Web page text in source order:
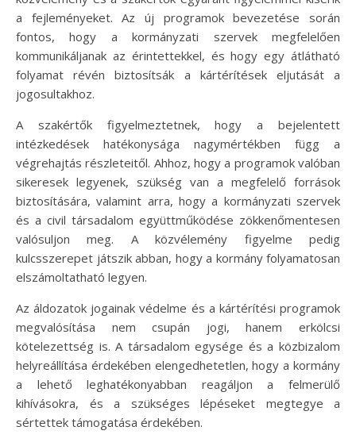
a fejleményeket. Az új programok bevezetése során
fontos, hogy a kormányzati szervek megfelelően
kommunikáljanak az érintettekkel, és hogy egy átlátható
folyamat révén biztosítsák a kártérítések eljutását a
jogosultakhoz.
A szakértők figyelmeztetnek, hogy a bejelentett
intézkedések hatékonysága nagymértékben függ a
végrehajtás részleteitől. Ahhoz, hogy a programok valóban
sikeresek legyenek, szükség van a megfelelő források
biztosítására, valamint arra, hogy a kormányzati szervek
és a civil társadalom együttműködése zökkenőmentesen
valósuljon meg. A közvélemény figyelme pedig
kulcsszerepet játszik abban, hogy a kormány folyamatosan
elszámoltatható legyen.
Az áldozatok jogainak védelme és a kártérítési programok
megvalósítása nem csupán jogi, hanem erkölcsi
kötelezettség is. A társadalom egysége és a közbizalom
helyreállítása érdekében elengedhetetlen, hogy a kormány
a lehető leghatékonyabban reagáljon a felmerülő
kihívásokra, és a szükséges lépéseket megtegye a
sértettek támogatása érdekében.